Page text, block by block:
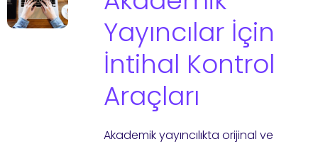
Yayıncılar İçin
İntihal Kontrol
Araçları
Akademik yayıncılıkta orijinal ve